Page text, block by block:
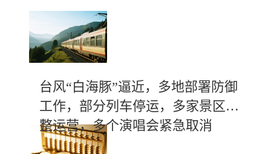
台风“白海豚”逼近，多地部署防御
工作，部分列车停运，多家景区调
整运营，多个演唱会紧急取消